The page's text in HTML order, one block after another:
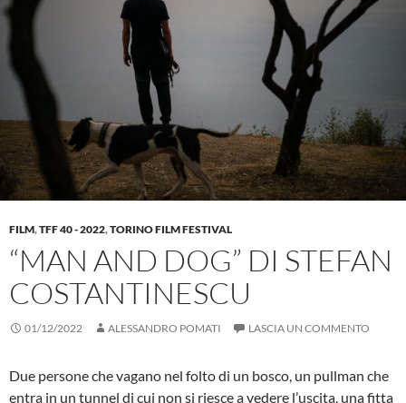
FILM,TFF 40 - 2022,TORINO FILM FESTIVAL
“MAN AND DOG” DI STEFAN
COSTANTINESCU
01/12/2022 ALESSANDRO POMATI LASCIA UN COMMENTO
Due persone che vagano nel folto di un bosco, un pullman che
entra in un tunnel di cui non si riesce a vedere l’uscita, una fitta